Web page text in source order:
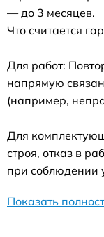
— до 3 месяцев.
Что считается
Для работ:
напрямую
(например,
Для
строя, отказ в
при соблюдении
Показать